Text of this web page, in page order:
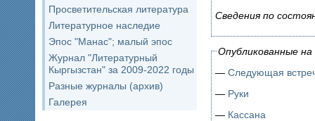
Просветительская литература
Литературное наследие
Эпос "Манас"; малый эпос
Журнал "Литературный
Кыргызстан" за 2009-2022 годы
Разные журналы (архив)
Галерея
Сведения по
Опубликованные
— Следующая
— Руки
— Кассана